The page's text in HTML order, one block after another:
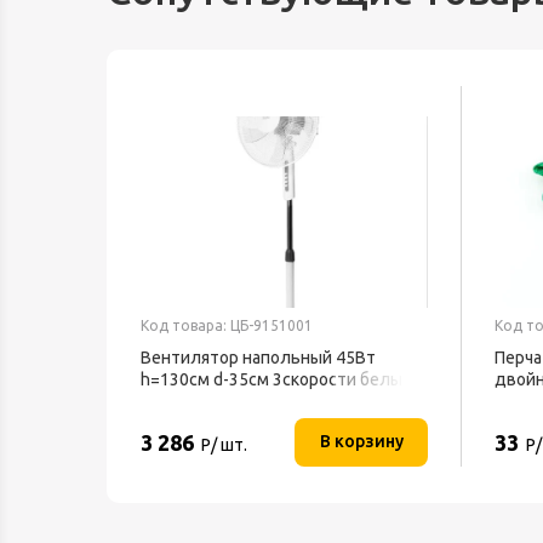
Код товара: ЦБ-9151001
Вентилятор напольный 45Вт
h=130см d-35см 3скорости белый
3 286 Р/ шт. В корзину
Код
33 Р/